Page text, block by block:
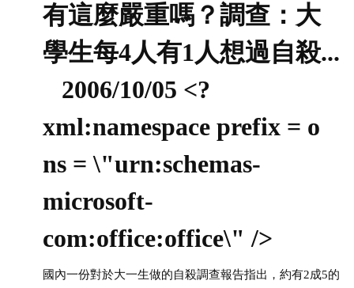
有這麼嚴重嗎？調查：大
學生每4人有1人想過自殺...
2006/10/05 <?
xml:namespace prefix = o
ns = \"urn:schemas-
microsoft-
com:office:office\" />
國內一份對於大一生做的自殺調查報告指出，約有2成5的